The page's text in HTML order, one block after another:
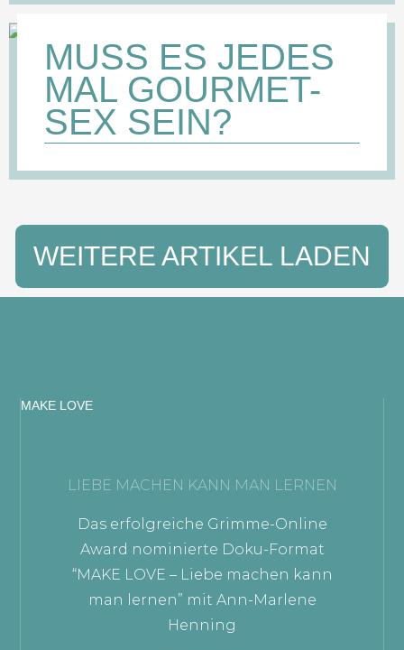
MUSS ES JEDES
MAL GOURMET-
SEX SEIN?
WEITERE ARTIKEL LADEN
MAKE LOVE
LIEBE MACHEN KANN MAN LERNEN
Das erfolgreiche Grimme-Online
Award nominierte Doku-Format
“MAKE LOVE – Liebe machen kann
man lernen” mit Ann-Marlene
Henning